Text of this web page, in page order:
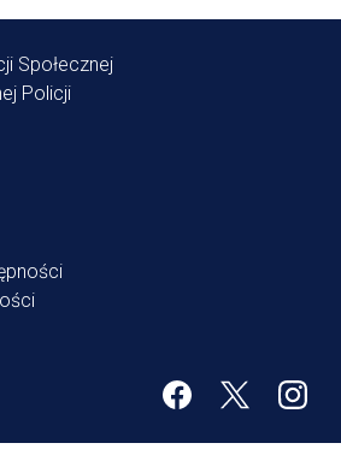
Społecznej
Policji
Facebook
Twitter